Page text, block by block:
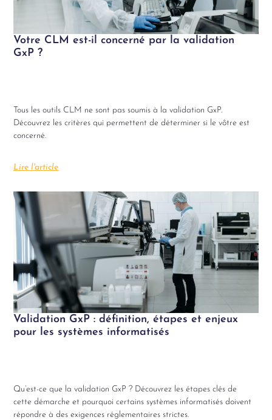
Votre CLM est-il concerné par la validation
GxP ?
Tous les outils CLM ne sont pas soumis à la validation GxP.
Découvrez les critères qui permettent de déterminer si le vôtre est
concerné.
Lire l'article
Validation GxP : définition, étapes et enjeux
pour les systèmes informatisés
Qu’est-ce que la validation GxP ? Découvrez les étapes clés de
cette démarche et pourquoi certains systèmes informatisés doivent
répondre à des exigences réglementaires strictes.